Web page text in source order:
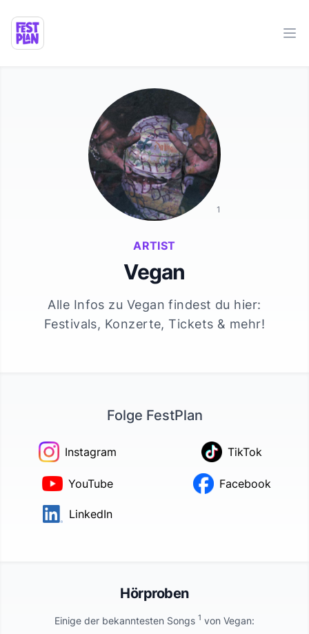
ARTIST
Vegan
Alle Infos zu Vegan findest du hier:
Festivals, Konzerte, Tickets & mehr!
1
Folge FestPlan
Instagram TikTok
YouTube Facebook
LinkedIn
Hörproben
Einige der bekanntesten Songs 1 von Vegan: